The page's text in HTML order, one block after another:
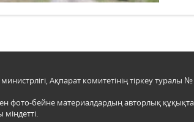
Ақпарат комитетінің тіркеу туралы №
фото-бейне материалдардың авторлық